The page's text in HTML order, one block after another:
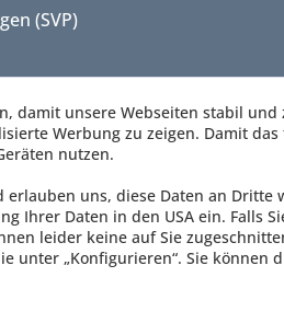
(SVP)
damit unsere Webseiten stabil
Werbung zu zeigen. Damit
nutzen.
uns, diese Daten an Dritte
Ihrer Daten in den USA ein. Falls
leider keine auf Sie
unter „Konfigurieren“. Sie können